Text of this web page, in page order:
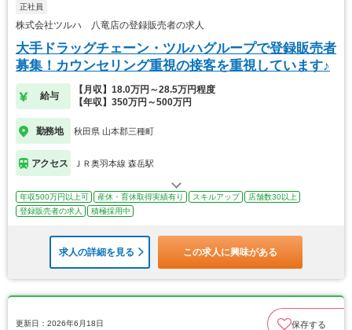
正社員
株式会社ツルハ 八竜店の登録販売者の求人
大手ドラッグチェーン・ツルハグループで登録販売者
募集！カウンセリング重視の接客を重視しています♪
給与
【月収】18.0万円～28.5万円程度
【年収】350万円～500万円
勤務地 秋田県 山本郡三種町
アクセス ＪＲ奥羽本線 森岳駅
年収500万円以上可 産休・育休取得実績有り スキルアップ
店舗数30以上
登録販売者の求人
積極採用中
求人の詳細を見る この求人に興味がある
更新日：2026年6月18日 保存する